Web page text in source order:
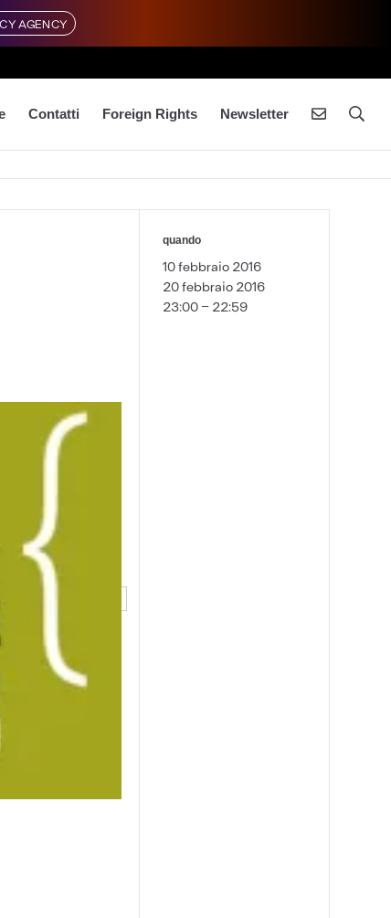
AGENCY
Contatti Foreign Rights Newsletter
quando
10 febbraio 2016
20 febbraio 2016
23:00 - 22:59